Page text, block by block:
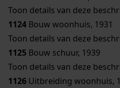
Toon details van deze
1124 Bouw woonhuis, 1931
Toon details van deze
1125 Bouw schuur, 1939
Toon details van deze
1126 Uitbreiding woonhuis,